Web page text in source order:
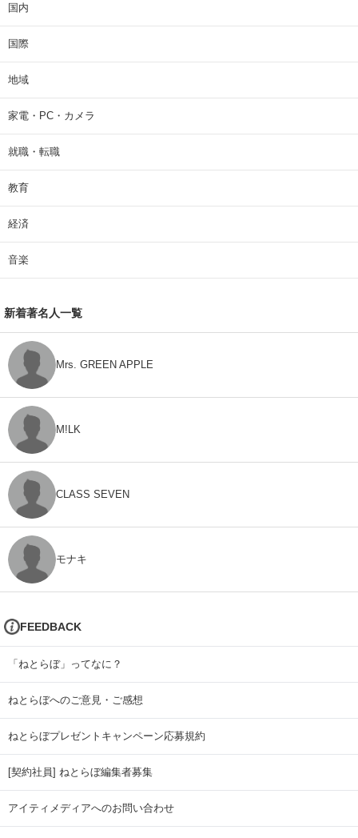
国内
国際
地域
家電・PC・カメラ
就職・転職
教育
経済
音楽
新着著名人一覧
Mrs. GREEN APPLE
M!LK
CLASS SEVEN
モナキ
FEEDBACK
「ねとらぼ」ってなに？
ねとらぼへのご意見・ご感想
ねとらぼプレゼントキャンペーン応募規約
[契約社員] ねとらぼ編集者募集
アイティメディアへのお問い合わせ